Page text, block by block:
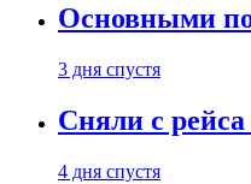
Основными
3 дня спустя
Сняли с рейса
4 дня спустя